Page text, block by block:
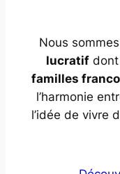
Nous
lucratif dont
familles
l’harmonie
l’idée de vivre